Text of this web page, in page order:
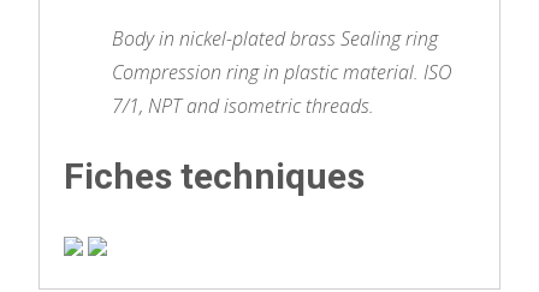
Body in nickel-plated brass Sealing ring
Compression ring in plastic material. ISO
7/1, NPT and isometric threads.
Fiches techniques